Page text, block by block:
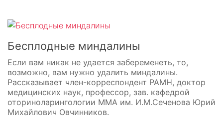
Бесплодные миндалины
Если вам никак не удается забеременеть, то,
возможно, вам нужно удалить миндалины.
Рассказывает член-корреспондент РАМН, доктор
медицинских наук, профессор, зав. кафедрой
оториноларингологии ММА им. И.М.Сеченова Юрий
Михайлович Овчинников.